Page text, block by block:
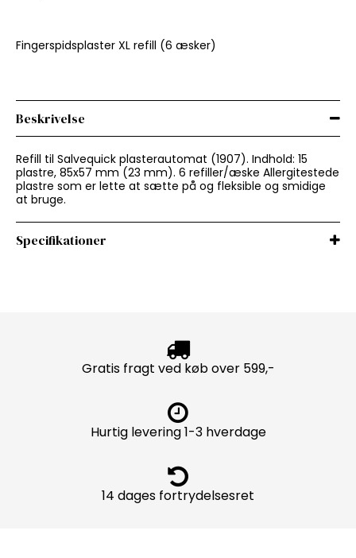
Fingerspidsplaster XL refill (6 æsker)
Beskrivelse
Refill til Salvequick plasterautomat (1907). Indhold: 15
plastre, 85x57 mm (23 mm). 6 refiller/æske Allergitestede
plastre som er lette at sætte på og fleksible og smidige
at bruge.
Specifikationer
Gratis fragt ved køb over 599,-
Hurtig levering 1-3 hverdage
14 dages fortrydelsesret